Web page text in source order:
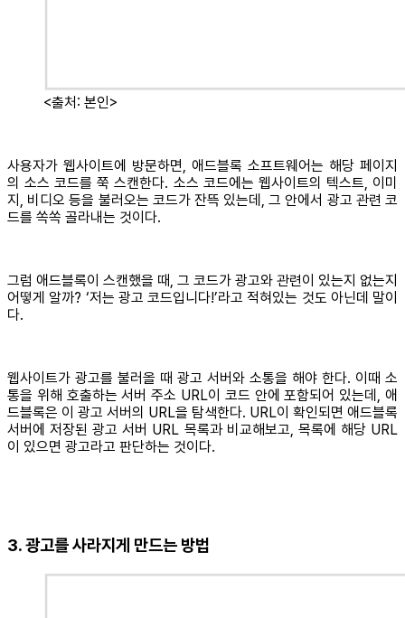
<출처: 본인>
사용자가 웹사이트에 방문하면, 애드블록 소프트웨어는 해당 페이지
의 소스 코드를 쭉 스캔한다. 소스 코드에는 웹사이트의 텍스트, 이미
지, 비디오 등을 불러오는 코드가 잔뜩 있는데, 그 안에서 광고 관련 코
드를 쏙쏙 골라내는 것이다.
그럼 애드블록이 스캔했을 때, 그 코드가 광고와 관련이 있는지 없는지
어떻게 알까? ‘저는 광고 코드입니다!’라고 적혀있는 것도 아닌데 말이
다.
웹사이트가 광고를 불러올 때 광고 서버와 소통을 해야 한다. 이때 소
통을 위해 호출하는 서버 주소 URL이 코드 안에 포함되어 있는데, 애
드블록은 이 광고 서버의 URL을 탐색한다. URL이 확인되면 애드블록
서버에 저장된 광고 서버 URL 목록과 비교해보고, 목록에 해당 URL
이 있으면 광고라고 판단하는 것이다.
3. 광고를 사라지게 만드는 방법